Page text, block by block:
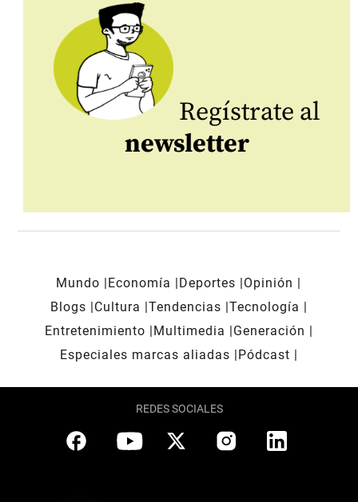
Regístrate al
newsletter
Mundo Economía Deportes
Opinión
Blogs
Cultura Tendencias Tecnología
Entretenimiento
Multimedia
Generación
Especiales marcas aliadas
Pódcast
REDES SOCIALES